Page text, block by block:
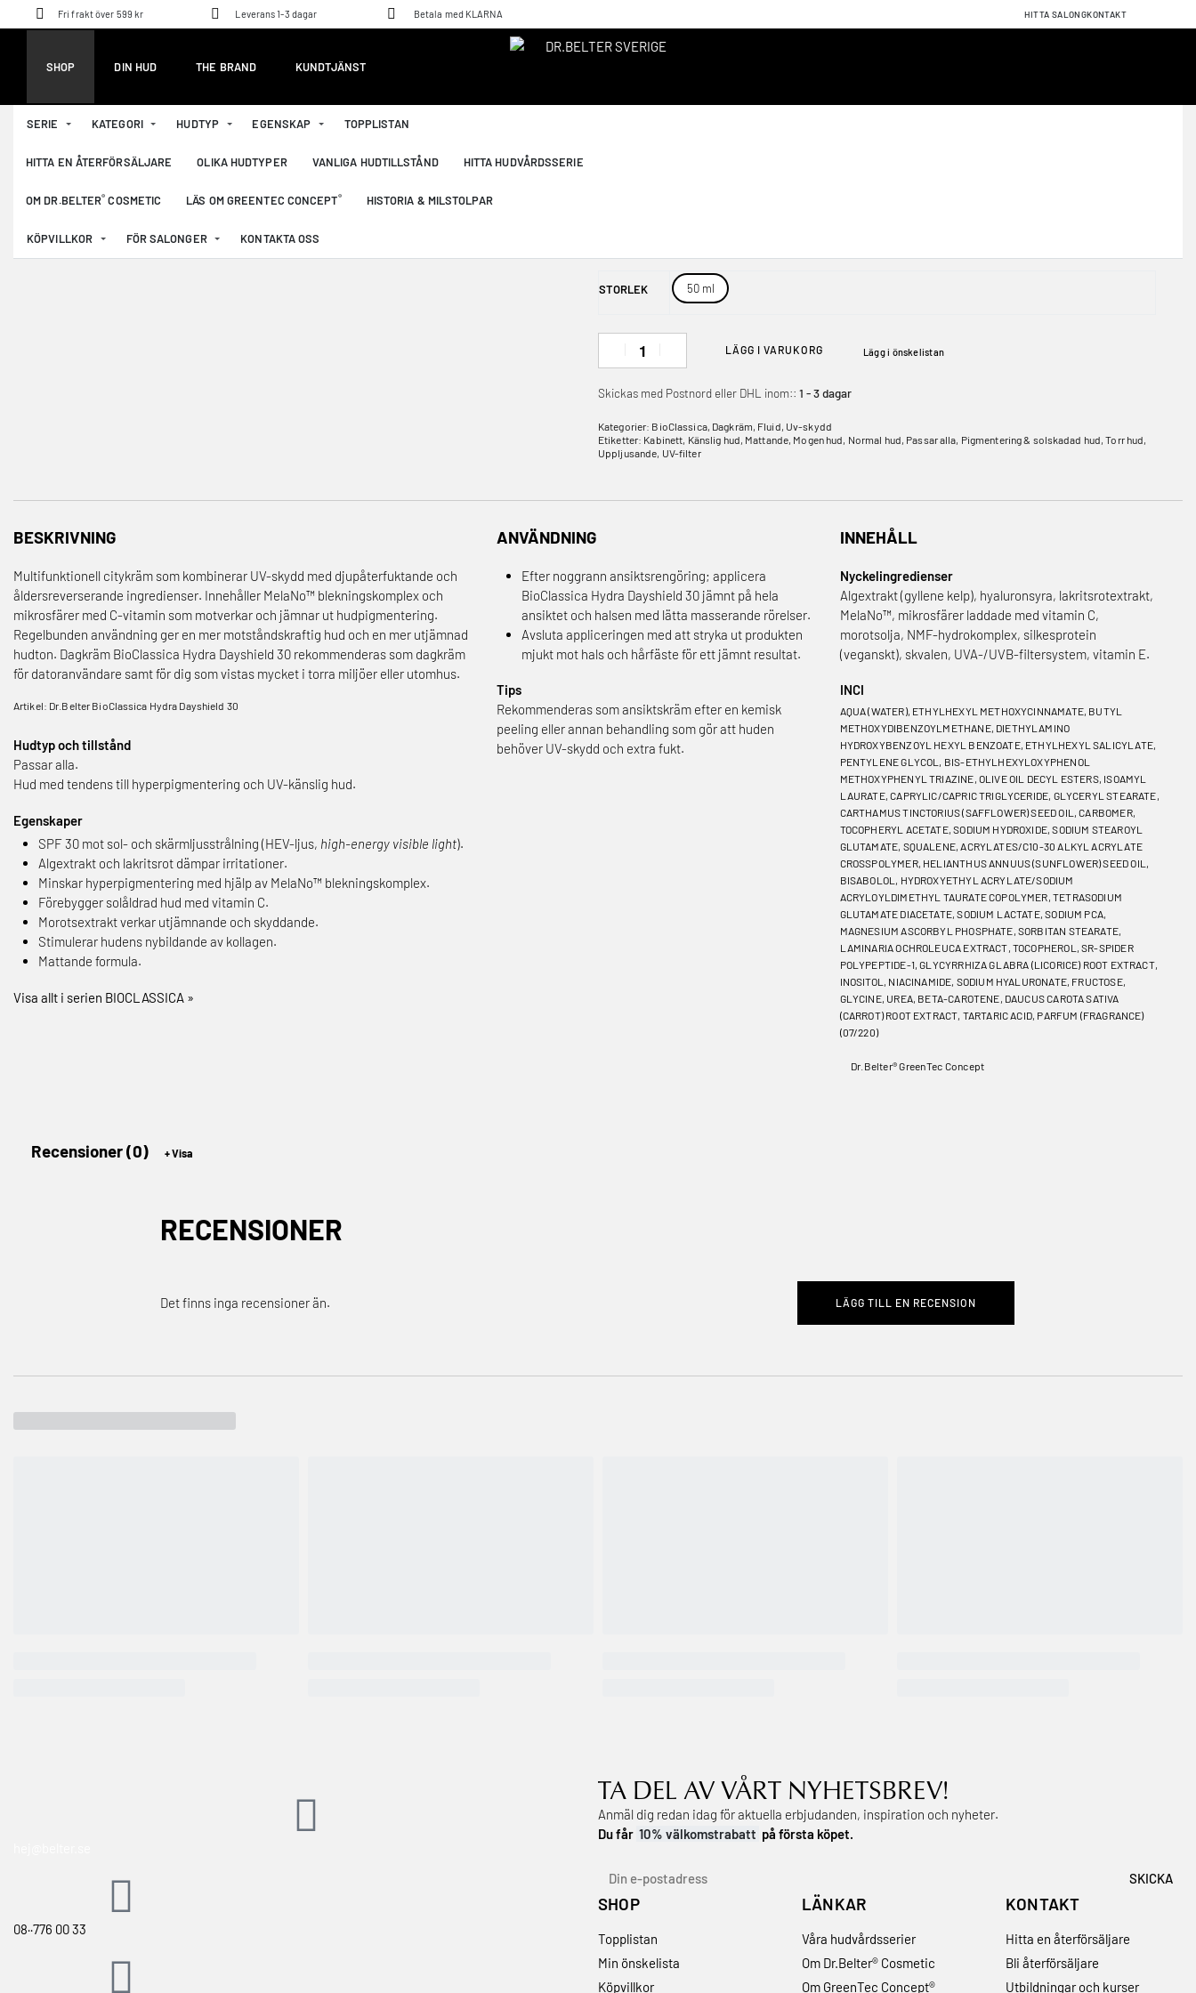
Fri frakt över 599 kr Leverans 1-3 dagar Betala med KLARNA HITTA SALONGKONTAKT
SHOP DIN HUD THE BRAND KUNDTJÄNST
SERIE KATEGORI HUDTYP EGENSKAP TOPPLISTAN
HITTA EN ÅTERFÖRSÄLJARE OLIKA HUDTYPER VANLIGA HUDTILLSTÅND HITTA HUDVÅRDSSERIE
OM DR.BELTER® COSMETIC LÄS OM GREENTEC CONCEPT® HISTORIA & MILSTOLPAR
KÖPVILLKOR FÖR SALONGER KONTAKTA OSS
720kr
STORLEK 50 ml
LÄGG I VARUKORG Lägg i önskelistan
Skickas med Postnord eller DHL inom:: 1 - 3 dagar
Kategorier: BioClassica, Dagkräm, Fluid, Uv-skydd
Etiketter: Kabinett, Känslig hud, Mattande, Mogen hud, Normal hud, Passar alla, Pigmentering & solskadad hud,Torr hud,
Uppljusande, UV-filter
BESKRIVNING
Multifunktionell citykräm som kombinerar UV-skydd med djupåterfuktande och
åldersreverserande ingredienser. Innehåller MelaNo™ blekningskomplex och
mikrosfärer med C-vitamin som motverkar och jämnar ut hudpigmentering.
Regelbunden användning ger en mer motståndskraftig hud och en mer utjämnad
hudton. Dagkräm BioClassica Hydra Dayshield 30 rekommenderas som dagkräm
för datoranvändare samt för dig som vistas mycket i torra miljöer eller utomhus.
Artikel: Dr.Belter BioClassica Hydra Dayshield 30
Hudtyp och tillstånd
Passar alla.
Hud med tendens till hyperpigmentering och UV-känslig hud.
Egenskaper
SPF 30 mot sol- och skärmljusstrålning (HEV-ljus, high-energy visible light).
Algextrakt och lakritsrot dämpar irritationer.
Minskar hyperpigmentering med hjälp av MelaNo™ blekningskomplex.
Förebygger solåldrad hud med vitamin C.
Morotsextrakt verkar utjämnande och skyddande.
Stimulerar hudens nybildande av kollagen.
Mattande formula.
Visa allt i serien BIOCLASSICA »
ANVÄNDNING
Efter noggrann ansiktsrengöring; applicera
BioClassica Hydra Dayshield 30 jämnt på hela
ansiktet och halsen med lätta masserande rörelser.
Avsluta appliceringen med att stryka ut produkten
mjukt mot hals och hårfäste för ett jämnt resultat.
Tips
Rekommenderas som ansiktskräm efter en kemisk
peeling eller annan behandling som gör att huden
behöver UV-skydd och extra fukt.
INNEHÅLL
Nyckelingredienser
Algextrakt (gyllene kelp), hyaluronsyra, lakritsrotextrakt,
MelaNo™, mikrosfärer laddade med vitamin C,
morotsolja, NMF-hydrokomplex, silkesprotein
(veganskt), skvalen, UVA-/UVB-filtersystem, vitamin E.
INCI
AQUA (WATER), ETHYLHEXYL METHOXYCINNAMATE, BUTYL
METHOXYDIBENZOYLMETHANE, DIETHYLAMINO
HYDROXYBENZOYL HEXYL BENZOATE, ETHYLHEXYL SALICYLATE,
PENTYLENE GLYCOL, BIS-ETHYLHEXYLOXYPHENOL
METHOXYPHENYL TRIAZINE, OLIVE OIL DECYL ESTERS, ISOAMYL
LAURATE, CAPRYLIC/CAPRIC TRIGLYCERIDE, GLYCERYL STEARATE,
CARTHAMUS TINCTORIUS (SAFFLOWER) SEED OIL, CARBOMER,
TOCOPHERYL ACETATE, SODIUM HYDROXIDE, SODIUM STEAROYL
GLUTAMATE, SQUALENE, ACRYLATES/C10-30 ALKYL ACRYLATE
CROSSPOLYMER, HELIANTHUS ANNUUS (SUNFLOWER) SEED OIL,
BISABOLOL, HYDROXYETHYL ACRYLATE/SODIUM
ACRYLOYLDIMETHYL TAURATE COPOLYMER, TETRASODIUM
GLUTAMATE DIACETATE, SODIUM LACTATE, SODIUM PCA,
MAGNESIUM ASCORBYL PHOSPHATE, SORBITAN STEARATE,
LAMINARIA OCHROLEUCA EXTRACT, TOCOPHEROL, SR-SPIDER
POLYPEPTIDE-1, GLYCYRRHIZA GLABRA (LICORICE) ROOT EXTRACT,
INOSITOL, NIACINAMIDE, SODIUM HYALURONATE, FRUCTOSE,
GLYCINE, UREA, BETA-CAROTENE, DAUCUS CAROTA SATIVA
(CARROT) ROOT EXTRACT, TARTARIC ACID, PARFUM (FRAGRANCE)
(07/220)
Dr.Belter® GreenTec Concept
Recensioner (0)
RECENSIONER
Det finns inga recensioner än. LÄGG TILL EN RECENSION
08··776 00 33
TA DEL AV VÅRT NYHETSBREV!
Anmäl dig redan idag för aktuella erbjudanden, inspiration och nyheter.
Du får 10% välkomstrabatt på första köpet.
SHOP
Topplistan
Min önskelista
Köpvillkor
LÄNKAR
Våra hudvårdsserier
Om Dr.Belter® Cosmetic
Om GreenTec Concept®
KONTAKT
Hitta en återförsäljare
Bli återförsäljare
Utbildningar och kurser